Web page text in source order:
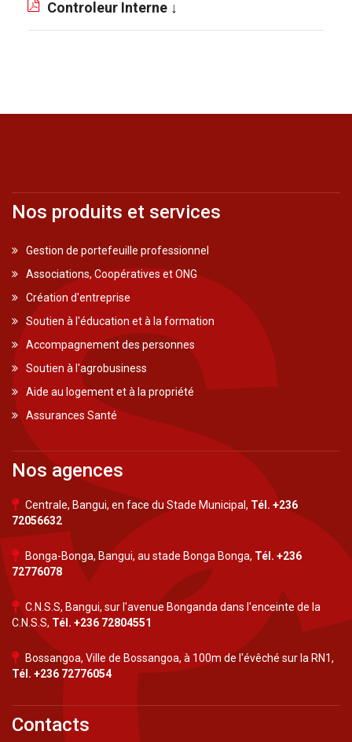
Controleur Interne ↓
Nos produits et services
Gestion de portefeuille professionnel
Associations, Coopératives et ONG
Création d'entreprise
Soutien à l'éducation et à la formation
Accompagnement des personnes
Soutien à l'agrobusiness
Aide au logement et à la propriété
Assurances Santé
Nos agences
Centrale, Bangui, en face du Stade Municipal, Tél. +236
72056632
Bonga-Bonga, Bangui, au stade Bonga Bonga, Tél. +236
72776078
C.N.S.S, Bangui, sur l'avenue Bonganda dans l'enceinte de la
C.N.S.S, Tél. +236 72804551
Bossangoa, Ville de Bossangoa, à 100m de l'évêché sur la RN1,
Tél. +236 72776054
Contacts